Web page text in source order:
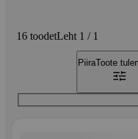
16 toodetLeht 1 / 1
PiiraToote